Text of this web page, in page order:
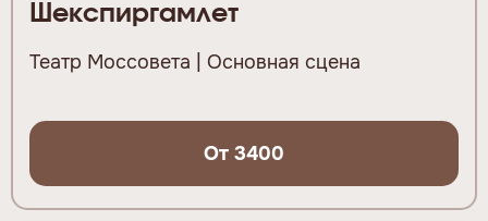
Шекспиргамлет
Театр Моссовета | Основная сцена
От 3400